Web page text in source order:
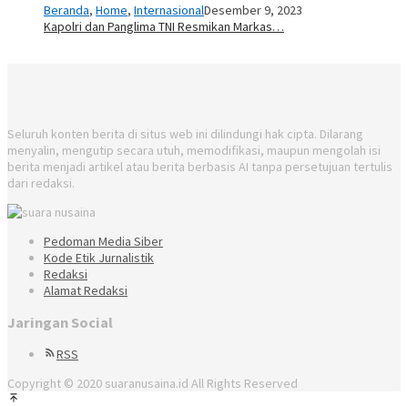
Beranda, Home, InternasionalDesember 9, 2023
Kapolri dan Panglima TNI Resmikan Markas…
Seluruh konten berita di situs web ini dilindungi hak cipta. Dilarang
menyalin, mengutip secara utuh, memodifikasi, maupun mengolah isi
berita menjadi artikel atau berita berbasis AI tanpa persetujuan tertulis
dari redaksi.
Pedoman Media Siber
Kode Etik Jurnalistik
Redaksi
Alamat Redaksi
Jaringan Social
RSS
Copyright © 2020 suaranusaina.id All Rights Reserved